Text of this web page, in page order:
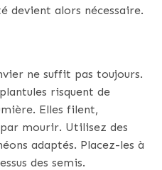
devient alors nécessaire.
ne suffit pas toujours.
risquent de
Elles filent,
mourir. Utilisez des
adaptés. Placez-les à
des semis.